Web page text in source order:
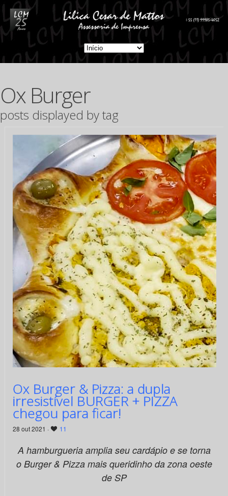
Ox Burger
posts displayed by tag
Ox Burger & Pizza: a dupla
irresistível BURGER + PIZZA
chegou para ficar!
28 out 2021 · 11
A hamburgueria amplia seu cardápio e se torna
o Burger & Pizza mais queridinho da zona oeste
de SP